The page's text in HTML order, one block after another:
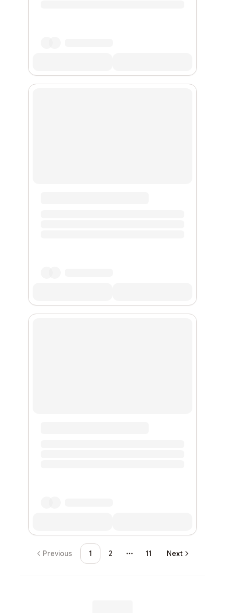
Previous 1 2
More pages
11 Next